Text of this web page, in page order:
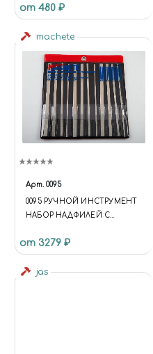
от 480 ₽
machete
Арт. 0095
0095 РУЧНОЙ ИНСТРУМЕНТ
НАБОР НАДФИЛЕЙ С
ВЫСШЕГО КАЧЕСТВА
от 3279 ₽
jas